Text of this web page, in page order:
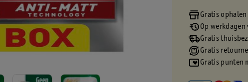
Gratis
Op
Gratis
Gratis
Gratis punten